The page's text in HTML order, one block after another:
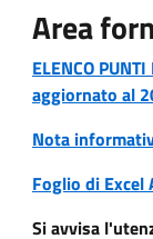
Area
ELENCO
aggiornato al
Nota
Foglio di Excel
Si avvisa